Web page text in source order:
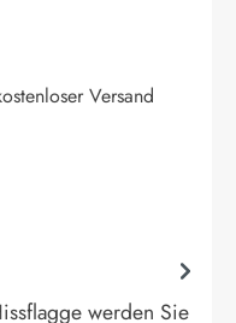
Versand
werden Sie